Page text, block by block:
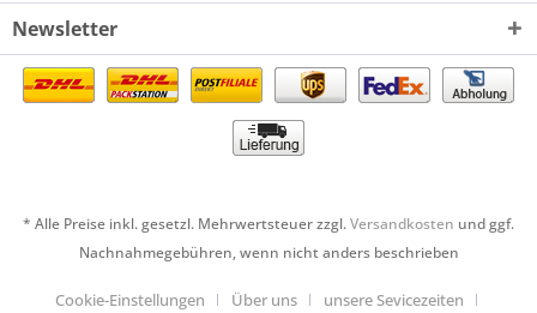
Newsletter
* Alle Preise inkl. gesetzl. Mehrwertsteuer zzgl.Versandkosten und ggf.
Nachnahmegebühren, wenn nicht anders beschrieben
Cookie-Einstellungen Über uns
unsere Sevicezeiten